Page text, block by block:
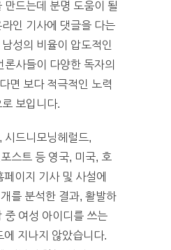
만드는데 분명 도움이 될
인 기사에 댓글을 다는
성의 비율이 압도적인
론사들이 다양한 독자의
면 보다 적극적인 노력
보입니다.
시드니모닝헤럴드,
스트 등 영국, 미국, 호
이지 기사 및 사설에
를 분석한 결과, 활발하
중 여성 아이디를 쓰는
지나지 않았습니다.